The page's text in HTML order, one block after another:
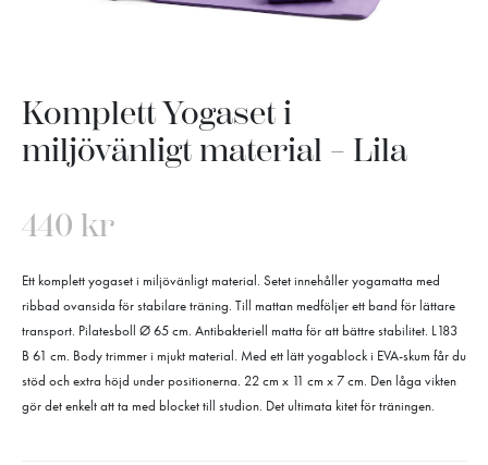
Komplett Yogaset i
miljövänligt material – Lila
440 kr
Ett komplett yogaset i miljövänligt material. Setet innehåller yogamatta med
ribbad ovansida för stabilare träning. Till mattan medföljer ett band för lättare
transport. Pilatesboll Ø 65 cm. Antibakteriell matta för att bättre stabilitet. L183
B 61 cm. Body trimmer i mjukt material. Med ett lätt yogablock i EVA-skum får du
stöd och extra höjd under positionerna. 22 cm x 11 cm x 7 cm. Den låga vikten
gör det enkelt att ta med blocket till studion. Det ultimata kitet för träningen.